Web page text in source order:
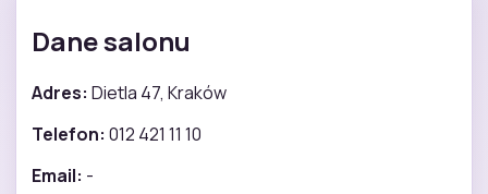
Dane salonu
Adres: Dietla 47, Kraków
Telefon: 012 421 11 10
Email: -